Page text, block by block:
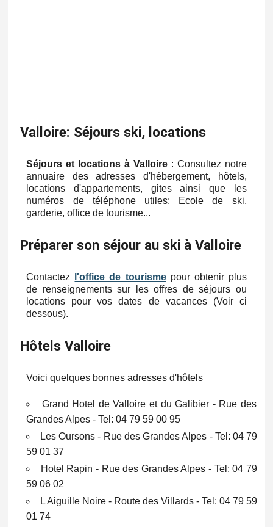
Valloire: Séjours ski, locations
Séjours et locations à Valloire: Consultez notre
annuaire des adresses d'hébergement, hôtels,
locations d'appartements, gites ainsi que les
numéros de téléphone utiles: Ecole de ski,
garderie, office de tourisme...
Préparer son séjour au ski à Valloire
Contactez l'office de tourismepour obtenir plus
de renseignements sur les offres de séjours ou
locations pour vos dates de vacances (Voir ci
dessous).
Hôtels Valloire
Voici quelques bonnes adresses d'hôtels
Grand Hotel de Valloire et du Galibier - Rue des
Grandes Alpes - Tel: 04 79 59 00 95
Les Oursons - Rue des Grandes Alpes - Tel: 04 79
59 01 37
Hotel Rapin - Rue des Grandes Alpes - Tel: 04 79
59 06 02
L Aiguille Noire - Route des Villards - Tel: 04 79 59
01 74